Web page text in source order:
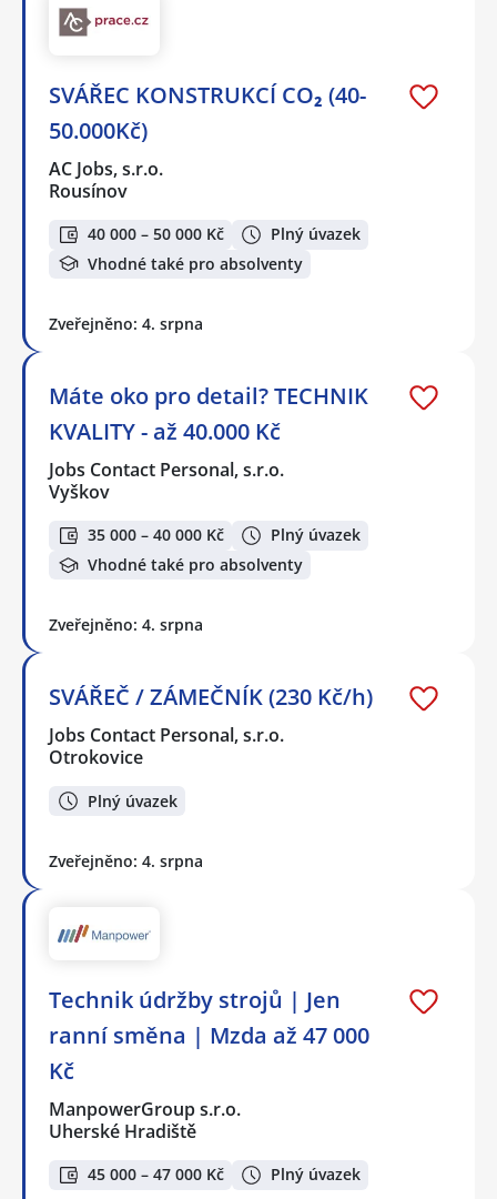
SVÁŘEC KONSTRUKCÍ CO₂ (40-
50.000Kč)
AC Jobs, s.r.o.
Rousínov
40 000 – 50 000 Kč
Plný úvazek
Vhodné také pro absolventy
Zveřejněno: 4. srpna
Máte oko pro detail? TECHNIK
KVALITY - až 40.000 Kč
Jobs Contact Personal, s.r.o.
Vyškov
35 000 – 40 000 Kč
Plný úvazek
Vhodné také pro absolventy
Zveřejněno: 4. srpna
SVÁŘEČ / ZÁMEČNÍK (230 Kč/h)
Jobs Contact Personal, s.r.o.
Otrokovice
Plný úvazek
Zveřejněno: 4. srpna
Technik údržby strojů | Jen
ranní směna | Mzda až 47 000
Kč
ManpowerGroup s.r.o.
Uherské Hradiště
45 000 – 47 000 Kč Plný úvazek